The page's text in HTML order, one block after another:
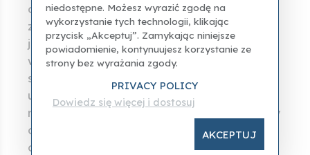
ołtarza, od przygotowania drewna i
złocenia po końcowe malowanie temperą
jajową. Termin poliptyk (z greckiego polu -
wiele i ptyche - fałdy) odnosi się do obrazu
składającego się z kilku malowanych paneli
ułożonych razem w jednej kompozycji
ramowej. Gdy dzieło jest podzielone na trzy
części, nazywane jest tryptykiem. Zwykle
obrazy te przedstawiały elementy
niedostępne. Możesz wyrazić zgodę na
wykorzystanie tych technologii, klikając
przycisk „Akceptuj”. Zamykając niniejsze
powiadomienie, kontynuujesz korzystanie ze
strony bez wyrażania zgody.
PRIVACY POLICY
Dowiedz się więcej i dostosuj
AKCEPTUJ